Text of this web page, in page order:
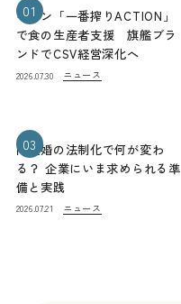
01
キリン「一番搾りACTION」
で食の生産者支援 旗艦ブラ
ンドでCSV経営深化へ
2026.07.30 ニュース
03
同性婚の法制化で何が変わ
る？ 企業にいま求められる準
備と実践
2026.07.21 ニュース